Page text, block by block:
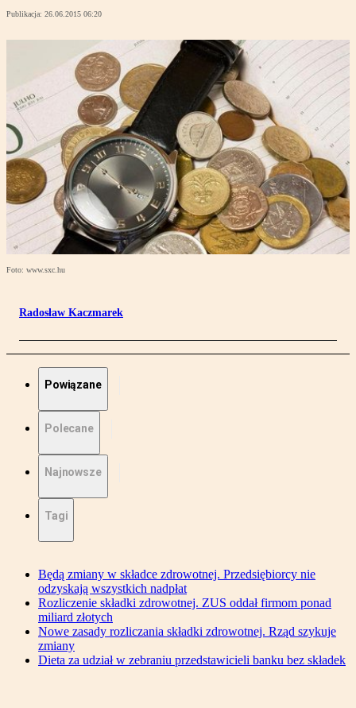
Publikacja: 26.06.2015 06:20
Foto: www.sxc.hu
Radosław Kaczmarek
Powiązane
Polecane
Najnowsze
Tagi
Będą zmiany w składce zdrowotnej. Przedsiębiorcy nie
odzyskają wszystkich nadpłat
Rozliczenie składki zdrowotnej. ZUS oddał firmom ponad
miliard złotych
Nowe zasady rozliczania składki zdrowotnej. Rząd szykuje
zmiany
Dieta za udział w zebraniu przedstawicieli banku bez składek